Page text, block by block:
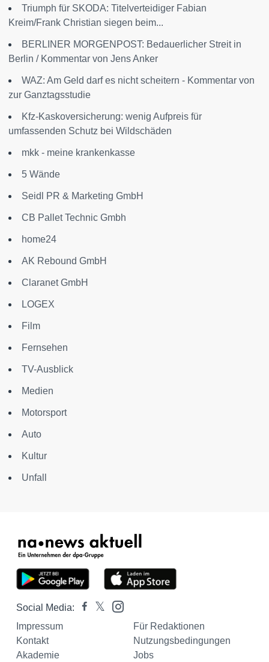
Triumph für SKODA: Titelverteidiger Fabian
Kreim/Frank Christian siegen beim...
BERLINER MORGENPOST: Bedauerlicher Streit in
Berlin / Kommentar von Jens Anker
WAZ: Am Geld darf es nicht scheitern - Kommentar von
zur Ganztagsstudie
Kfz-Kaskoversicherung: wenig Aufpreis für
umfassenden Schutz bei Wildschäden
mkk - meine krankenkasse
5 Wände
Seidl PR & Marketing GmbH
CB Pallet Technic Gmbh
home24
AK Rebound GmbH
Claranet GmbH
LOGEX
Film
Fernsehen
TV-Ausblick
Medien
Motorsport
Auto
Kultur
Unfall
Social Media:
Impressum
Für Redaktionen
Kontakt
Nutzungsbedingungen
Akademie
Jobs